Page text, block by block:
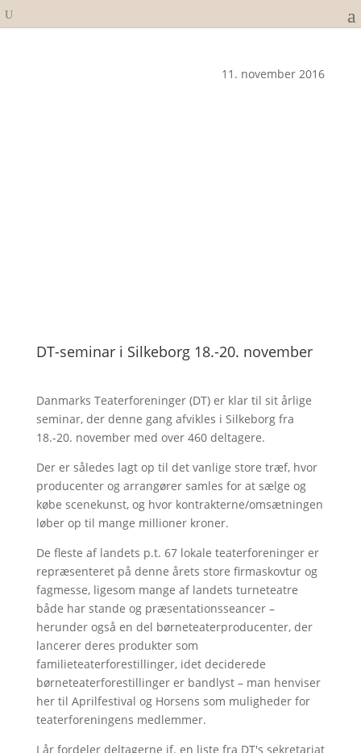
11. november 2016
DT-seminar i Silkeborg 18.-20. november
Danmarks Teaterforeninger (DT) er klar til sit årlige
seminar, der denne gang afvikles i Silkeborg fra
18.-20. november med over 460 deltagere.
Der er således lagt op til det vanlige store træf, hvor
producenter og arrangører samles for at sælge og
købe scenekunst, og hvor kontrakterne/omsætningen
løber op til mange millioner kroner.
De fleste af landets p.t. 67 lokale teaterforeninger er
repræsenteret på denne årets store firmaskovtur og
fagmesse, ligesom mange af landets turneteatre
både har stande og præsentationsseancer –
herunder også en del børneteaterproducenter, der
lancerer deres produkter som
familieteaterforestillinger, idet deciderede
børneteaterforestillinger er bandlyst – man henviser
her til Aprilfestival og Horsens som muligheder for
teaterforeningens medlemmer.
I år fordeler deltagerne if. en liste fra DT's sekretariat